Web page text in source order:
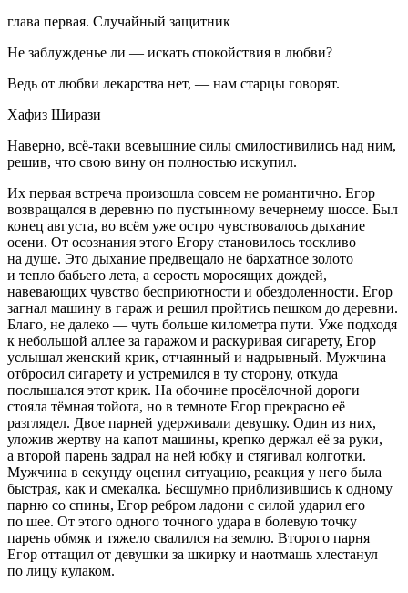
глава первая. Случайный защитник
Не заблужденье ли — искать спокойствия в любви?
Ведь от любви лекарства нет, — нам старцы говорят.
Хафиз Ширази
Наверно, всё-таки всевышние силы смилостивились над ним,
решив, что свою вину он полностью искупил.
Их первая встреча произошла совсем не романтично. Егор
возвращался в деревню по пустынному вечернему шоссе. Был
конец августа, во всём уже остро чувствовалось дыхание
осени. От осознания этого Егору становилось тоскливо
на душе. Это дыхание предвещало не бархатное золото
и тепло бабьего лета, а серость моросящих дождей,
навевающих чувство бесприютности и обездоленности. Егор
загнал машину в гараж и решил пройтись пешком до деревни.
Благо, не далеко — чуть больше километра пути. Уже подходя
к небольшой аллее за гаражом и раскуривая сигарету, Егор
услышал женский крик, отчаянный и надрывный. Мужчина
отбросил сигарету и устремился в ту сторону, откуда
послышался этот крик. На обочине просёлочной дороги
стояла тёмная тойота, но в темноте Егор прекрасно её
разглядел. Двое парней удерживали девушку. Один из них,
уложив жертву на капот машины, крепко держал её за руки,
а второй парень задрал на ней юбку и стягивал колготки.
Мужчина в секунду оценил ситуацию, реакция у него была
быстрая, как и смекалка. Бесшумно приблизившись к одному
парню со спины, Егор ребром ладони с силой ударил его
по шее. От этого одного точного удара в болевую точку
парень обмяк и тяжело свалился на землю. Второго парня
Егор оттащил от девушки за шкирку и наотмашь хлестанул
по лицу кулаком.